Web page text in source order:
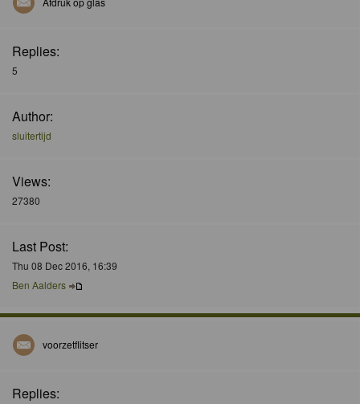
Replies:
5
Author:
sluitertijd
Views:
27380
Last Post:
Thu 08 Dec 2016, 16:39
Ben Aalders
voorzetflitser
Replies: